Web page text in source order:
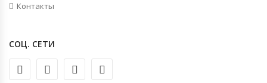
Контакты
СОЦ. СЕТИ